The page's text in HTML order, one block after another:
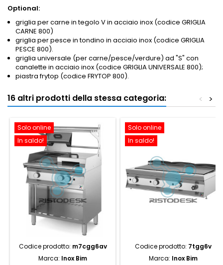
Optional:
griglia per carne in tegolo V in acciaio inox (codice GRIGLIA
CARNE 800)
griglia per pesce in tondino in acciaio inox (codice GRIGLIA
PESCE 800).
griglia universale (per carne/pesce/verdure) ad "S" con
canalette in acciaio inox (codice GRIGLIA UNIVERSALE 800);
piastra frytop (codice FRYTOP 800).
16 altri prodotti della stessa categoria: >
<
Solo online
In saldo!
Codice prodotto: m7cgg6av
Marca: Inox Bim
Solo online
In saldo!
Codice prodotto: 7tgg6v
Marca: Inox Bim